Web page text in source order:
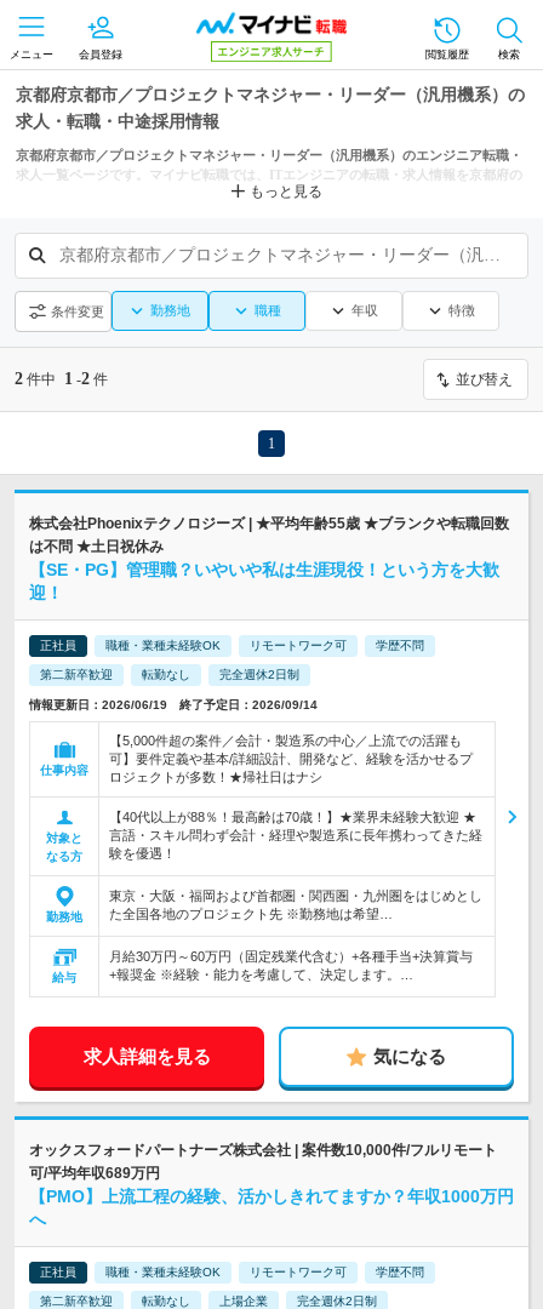
メニュー 会員登録 閲覧履歴 検索
京都府京都市／プロジェクトマネジャー・リーダー（汎用機系）の
求人・転職・中途採用情報
京都府京都市／プロジェクトマネジャー・リーダー（汎用機系）のエンジニア転職・
求人一覧ページです。マイナビ転職では、ITエンジニアの転職・求人情報を京都府の
もっと見る
京都府京都市／プロジェクトマネジャー・リーダー（汎用機系）
条件変更 勤務地 職種 年収 特徴
2 件中 1 -2 件 並び替え
1
株式会社Phoenixテクノロジーズ | ★平均年齢55歳 ★ブランクや転職回数
は不問 ★土日祝休み
【SE・PG】管理職？いやいや私は生涯現役！という方を大歓
迎！
正社員 職種・業種未経験OK リモートワーク可 学歴不問
第二新卒歓迎 転勤なし 完全週休2日制
情報更新日：2026/06/19 終了予定日：2026/09/14
仕事内容
【5,000件超の案件／会計・製造系の中心／上流での活躍も
可】要件定義や基本/詳細設計、開発など、経験を活かせるプ
ロジェクトが多数！★帰社日はナシ
対象と
なる方
【40代以上が88％！最高齢は70歳！】★業界未経験大歓迎 ★
言語・スキル問わず会計・経理や製造系に長年携わってきた経
験を優遇！
勤務地
東京・大阪・福岡および首都圏・関西圏・九州圏をはじめとし
た全国各地のプロジェクト先 ※勤務地は希望…
給与
月給30万円～60万円（固定残業代含む）+各種手当+決算賞与
+報奨金 ※経験・能力を考慮して、決定します。…
求人詳細を見る 気になる
オックスフォードパートナーズ株式会社 | 案件数10,000件/フルリモート
可/平均年収689万円
【PMO】上流工程の経験、活かしきれてますか？年収1000万円
へ
正社員 職種・業種未経験OK リモートワーク可 学歴不問
第二新卒歓迎 転勤なし 上場企業 完全週休2日制